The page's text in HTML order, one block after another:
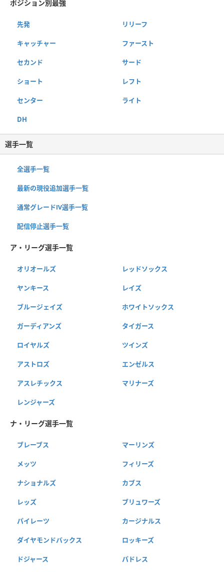
ポジション別最強
先発 リリーフ
キャッチャー ファースト
セカンド サード
ショート レフト
センター ライト
DH
選手一覧
全選手一覧
最新の現役追加選手一覧
通常グレードⅣ選手一覧
配信停止選手一覧
ア・リーグ選手一覧
オリオールズ レッドソックス
ヤンキース レイズ
ブルージェイズ ホワイトソックス
ガーディアンズ タイガース
ロイヤルズ ツインズ
アストロズ エンゼルス
アスレチックス マリナーズ
レンジャーズ
ナ・リーグ選手一覧
ブレーブス マーリンズ
メッツ フィリーズ
ナショナルズ カブス
レッズ ブリュワーズ
パイレーツ カージナルス
ダイヤモンドバックス ロッキーズ
ドジャース パドレス